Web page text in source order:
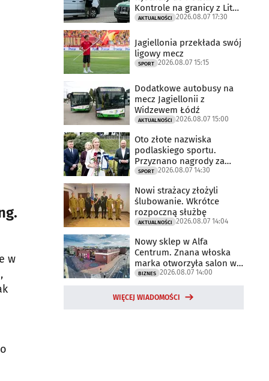
w
Kontrole na granicy z Litwą
trwają
AKTUALNOŚCI 2026.08.07 17:30
Jagiellonia przekłada swój
ligowy mecz
SPORT 2026.08.07 15:15
Dodatkowe autobusy na
mecz Jagiellonii z
Widzewem Łódź
AKTUALNOŚCI 2026.08.07 15:00
Oto złote nazwiska
podlaskiego sportu.
Przyznano nagrody za
2025 rok
SPORT 2026.08.07 14:30
Nowi strażacy złożyli
ślubowanie. Wkrótce
rozpoczną służbę
AKTUALNOŚCI 2026.08.07 14:04
Nowy sklep w Alfa
Centrum. Znana włoska
marka otworzyła salon w
Białymstoku
BIZNES 2026.08.07 14:00
WIĘCEJ WIADOMOŚCI